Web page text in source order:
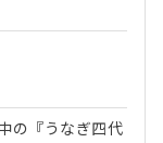
の『うなぎ四代